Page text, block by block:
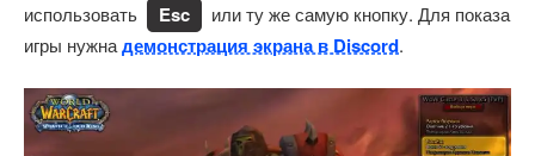
использовать
Esc
или ту же самую кнопку. Для показа
игры нужнадемонстрация экрана в Discord.